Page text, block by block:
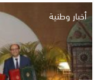
أخبار وطنية